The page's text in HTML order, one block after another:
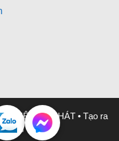
THIÊN AN PHÁT• Tạo ra